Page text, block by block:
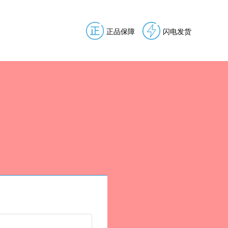
正品保障 闪电发货